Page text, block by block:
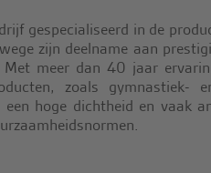
gespecialiseerd in de
zijn deelname aan
Met meer dan 40 jaar
zoals gymnastiek-
hoge dichtheid en vaak